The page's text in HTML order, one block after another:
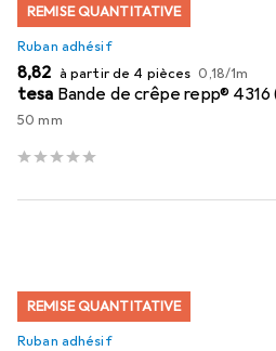
REMISE QUANTITATIVE
Ruban adhésif
EUR
8,82 à partir de 4 pièces EUR
0,18/1m
tesa Bande de crêpe repp® 4316
50 mm
REMISE QUANTITATIVE
Ruban adhésif